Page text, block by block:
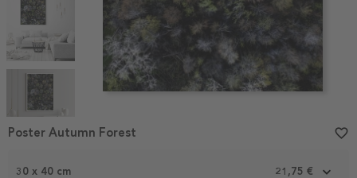
1
30 x 40 cm 21,75 €
Poster Autumn Forest favorite_border